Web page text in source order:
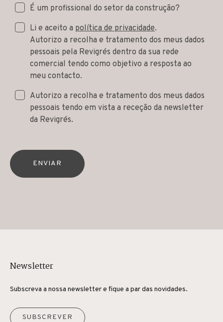
É um profissional do setor da construção?
Li e aceito a política de privacidade.
Autorizo a recolha e tratamento dos meus dados
pessoais pela Revigrés dentro da sua rede
comercial tendo como objetivo a resposta ao
meu contacto.
Autorizo a recolha e tratamento dos meus dados
pessoais tendo em vista a receção da newsletter
da Revigrés.
ENVIAR
Newsletter
Subscreva a nossa newsletter e fique a par das novidades.
SUBSCREVER